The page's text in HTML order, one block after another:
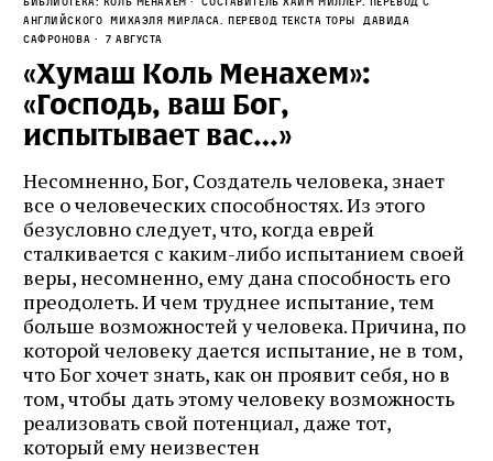
английского Михаэля Мирласа. Перевод текста Торы Давида
Сафронова
7 августа
«Хумаш Коль Менахем»:
«Господь, ваш Бог,
испытывает вас…»
Несомненно, Бог, Создатель человека, знает
все о человеческих способностях. Из этого
безусловно следует, что, когда еврей
сталкивается с каким-либо испытанием своей
веры, несомненно, ему дана способность его
преодолеть. И чем труднее испытание, тем
больше возможностей у человека. Причина, по
которой человеку дается испытание, не в том,
что Бог хочет знать, как он проявит себя, но в
том, чтобы дать этому человеку возможность
реализовать свой потенциал, даже тот,
который ему неизвестен